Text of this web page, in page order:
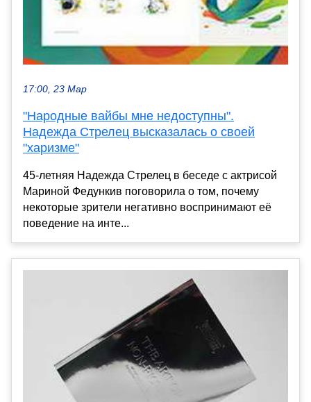
17:00, 23 Мар
"Народные вайбы мне недоступны".
Надежда Стрелец высказалась о своей
"харизме"
45-летняя Надежда Стрелец в беседе с актрисой
Мариной Федункив поговорила о том, почему
некоторые зрители негативно воспринимают её
поведение на инте...